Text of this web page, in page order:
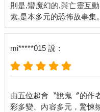
則是,蠻魔幻的,與亡靈互
mi*****015 說：
由五位超會〝說鬼〞的作
彩多變、內容多元，驚悚